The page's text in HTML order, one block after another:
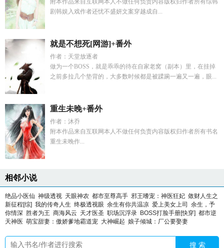
附本作品来自互联网本人不做任何负责内容版权归作者所有综韩
剧韩娱入戏作者还忧不盛妍文案穿越成自...
就是不想死[网游]+番外
作者：天堂放逐者
做为一个BOSS，就是乖乖的待在自家老窝（副本）里，在挂掉
之前多拉几个垫背的，大多数时候都是被蹂躏一遍又一遍，眼...
重生未晚+番外
作者：沐乔
附本作品来自互联网本人不做任何负责内容版权归作者所有书名
重生未晚作...
相邻小说
绝品小医仙 神级透视 天眼神农 都市至尊高手 邪王嗜宠：神医狂妃 敛财人生之
新征程[综] 我的传奇人生 终极透视眼 余生有你共温凉 爱上美女上司
余生，予
你情深 胜者为王 商海风云 天才医圣 职场沉浮录 BOSS打脸手册[快穿] 都市逆
天神医 萌宝甜妻：傲娇爹地霸道宠 大神崛起 娘子倾城：厂公要娶妻
搜 索